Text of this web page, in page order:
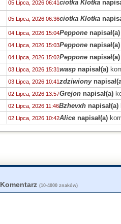
05 Lipca, 2026 06:41ciotka Klotka
05 Lipca, 2026 06:36ciotka Klotka
04 Lipca, 2026 15:04Peppone napisał(a)
04 Lipca, 2026 15:03Peppone napisał(a)
04 Lipca, 2026 15:02Peppone napisał(a)
03 Lipca, 2026 15:31wasp napisał(a)
03 Lipca, 2026 10:41zdziwiony
02 Lipca, 2026 13:57Grejon napisał(a)
02 Lipca, 2026 11:46Bzhevxh napisał(a)
02 Lipca, 2026 10:42Alice napisał(a)
02 Lipca, 2026 06:10Grejonnapisał(a)
30 Czerwca, 2026 13:15Hanianapisał(a)
29 Czerwca, 2026 23:15Tomasz
Komentarz (10-4000 znaków)